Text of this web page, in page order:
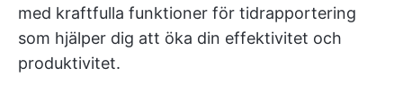
med kraftfulla funktioner för tidrapportering
som hjälper dig att öka din effektivitet och
produktivitet.